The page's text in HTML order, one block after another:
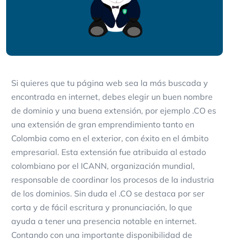
Si quieres que tu página web sea la más buscada y
encontrada en internet, debes elegir un buen nombre
de dominio y una buena extensión, por ejemplo .CO es
una extensión de gran emprendimiento tanto en
Colombia como en el exterior, con éxito en el ámbito
empresarial. Esta extensión fue atribuida al estado
colombiano por el ICANN, organización mundial,
responsable de coordinar los procesos de la industria
de los dominios. Sin duda el .CO se destaca por ser
corta y de fácil escritura y pronunciación, lo que
ayuda a tener una presencia notable en internet.
Contando con una importante disponibilidad de